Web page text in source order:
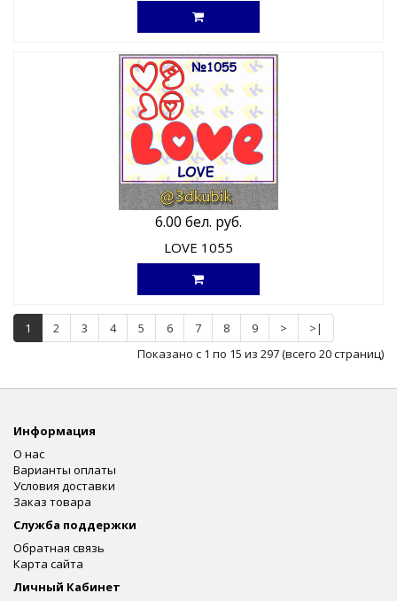
6.00 бел. руб.
LOVE 1055
1 2 3 4 5 6 7 8 9 >
>|
Показано с 1 по 15 из 297 (всего 20 страниц)
Информация
О нас
Варианты оплаты
Условия доставки
Заказ товара
Служба поддержки
Обратная связь
Карта сайта
Личный Кабинет